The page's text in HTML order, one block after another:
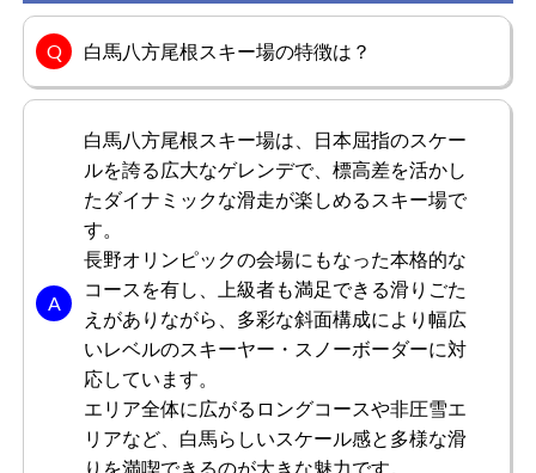
とことん美しいゲレンデと広大な景色を楽しむことができ
環境が気に入っています。ファミリー向けのアトラクショ
ンも豊富にあり、またジャンプ台やアクティブに滑れるコ
ースが多く、飽きのこないスキー場です。今では最もお気
に入りのスキー場に入ります。
もっと見る
ケイトさん 男性/20代
総合評価 5.0
都内から新幹線で2時間で到着、雪景色が美しいゲレンデ
でした。一度利用してからはいつも都心から日帰りで利用
しているスキー場です。アクセスが良く、山頂は見晴らし
白馬八方尾根スキー場の特徴は？
白馬八方尾根スキー場は、日本屈指のスケー
ルを誇る広大なゲレンデで、標高差を活かし
たダイナミックな滑走が楽しめるスキー場で
す。
長野オリンピックの会場にもなった本格的な
コースを有し、上級者も満足できる滑りごた
えがありながら、多彩な斜面構成により幅広
いレベルのスキーヤー・スノーボーダーに対
応しています。
エリア全体に広がるロングコースや非圧雪エ
リアなど、白馬らしいスケール感と多様な滑
りを満喫できるのが大きな魅力です。